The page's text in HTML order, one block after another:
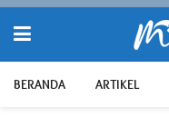
BERANDA ARTIKEL